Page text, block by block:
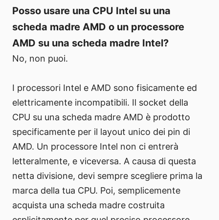
Posso usare una CPU Intel su una
scheda madre AMD o un processore
AMD su una scheda madre Intel?
No, non puoi.
I processori Intel e AMD sono fisicamente ed
elettricamente incompatibili. Il socket della
CPU su una scheda madre AMD è prodotto
specificamente per il layout unico dei pin di
AMD. Un processore Intel non ci entrerà
letteralmente, e viceversa. A causa di questa
netta divisione, devi sempre scegliere prima la
marca della tua CPU. Poi, semplicemente
acquista una scheda madre costruita